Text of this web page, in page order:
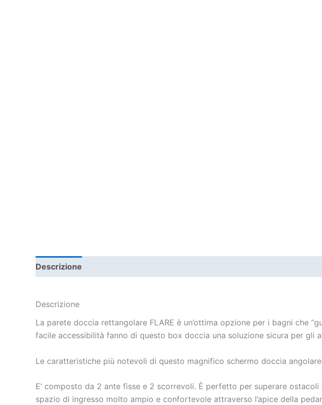
Descrizione
Descrizione
La parete doccia rettangolare FLARE è un’ottima opzione per i bagni che
facile accessibilità fanno di questo box doccia una soluzione sicura per gli
Le caratteristiche più notevoli di questo magnifico schermo doccia
E’ composto da 2 ante fisse e 2 scorrevoli. È perfetto per superare
spazio di ingresso molto ampio e confortevole attraverso l’apice della